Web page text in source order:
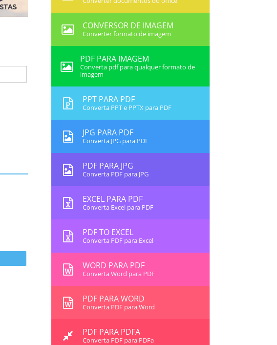
CONVERSOR DE IMAGEM
Converter formato de imagem
PDF PARA IMAGEM
Converta pdf para qualquer formato de
imagem
PPT PARA PDF
Converta PPT e PPTX para PDF
JPG PARA PDF
Converta JPG para PDF
PDF PARA JPG
Converta PDF para JPG
EXCEL PARA PDF
Converta Excel para PDF
PDF TO EXCEL
Converta PDF para Excel
WORD PARA PDF
Converta Word para PDF
PDF PARA WORD
Converta PDF para Word
PDF PARA PDFA
Converta PDF para PDFa